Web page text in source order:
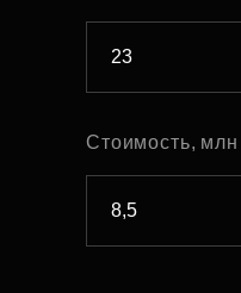
Стоимость, млн